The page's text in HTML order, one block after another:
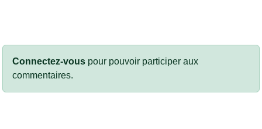
Connectez-vous pour pouvoir participer aux
commentaires.